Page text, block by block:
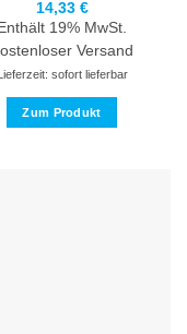
14,33 €
Enthält 19% MwSt.
Versand
sofort lieferbar
Zum Produkt